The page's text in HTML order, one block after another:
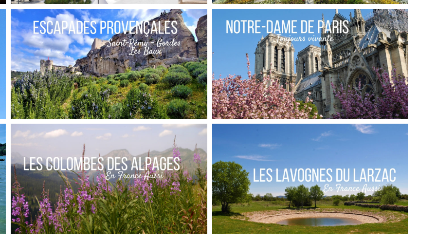
FRANCE // UNE JOURNÉE À MARSEILLE LA
BELLE
Audrey Blog,Europe
FRANCE // L’ESPACE VAN GOGH À ARLES
Blog,Europe
FRANCE // ESCAPADES AUTOUR DE SAINT-
RÉMY DE PROVENCE
Audrey Blog, Europe
FRANCE // NOTRE-DAME DE PARIS, TOUJOURS
Audrey